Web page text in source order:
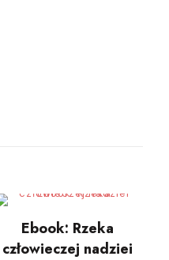
Ebook: Rzeka
człowieczej nadziei